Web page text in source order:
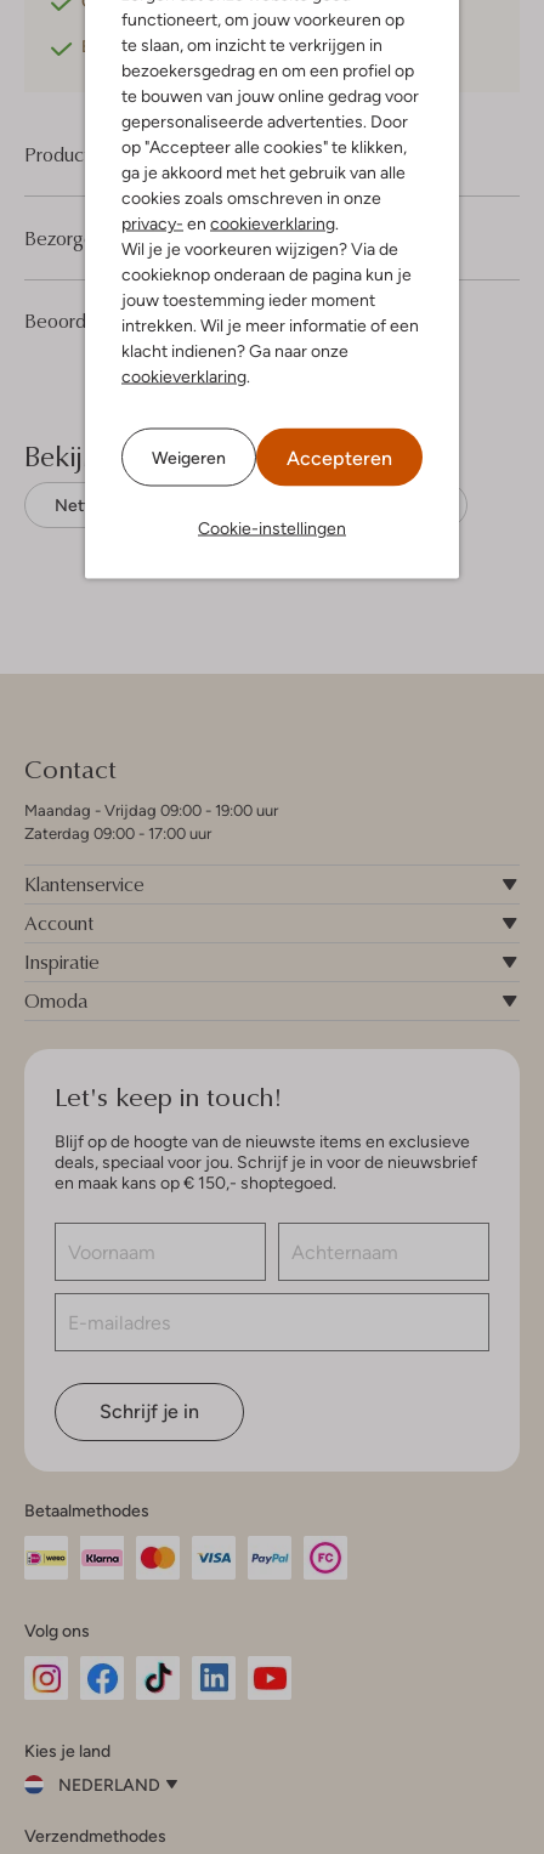
functioneert, om jouw voorkeuren op
te slaan, om inzicht te verkrijgen in
bezoekersgedrag en om een profiel op
te bouwen van jouw online gedrag voor
gepersonaliseerde advertenties. Door
op "Accepteer alle cookies" te klikken,
ga je akkoord met het gebruik van alle
cookies zoals omschreven in onze
privacy- en cookieverklaring.
Wil je je voorkeuren wijzigen? Via de
cookieknop onderaan de pagina kun je
jouw toestemming ieder moment
intrekken. Wil je meer informatie of een
klacht indienen? Ga naar onze
cookieverklaring.
Weigeren Accepteren
Cookie-instellingen
Betaal achterafmet Klarna
Product informatie
Beoordelingen (4) 4/5
4
4
Sterren
Bezorgen & retourneren
Bekijk meer
Nette schoenen
Contact
Maandag - Vrijdag 09:00 - 19:00 uur
Zaterdag 09:00 - 17:00 uur
Klantenservice
Account
Inspiratie
Omoda
Let's keep in touch!
Blijf op de hoogte van de nieuwste items en exclusieve
deals, speciaal voor jou. Schrijf je in voor de nieuwsbrief
en maak kans op € 150,- shoptegoed.
Schrijf je in
Betaalmethodes
Volg ons
InstagramFacebook
Kies je land
NEDERLAND
je
Verzendmethodes